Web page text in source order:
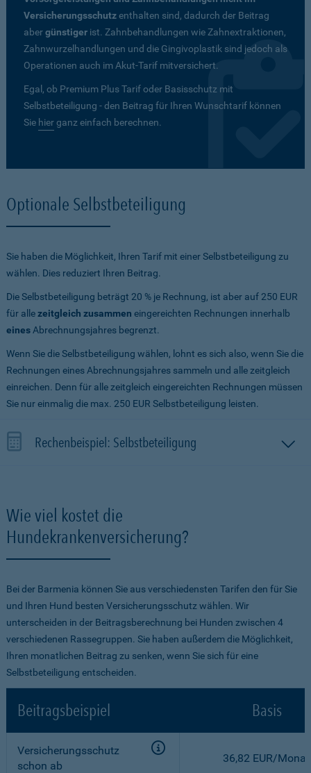
Versicherungsschutzenthalten sind, dadurch der Beitrag
abergünstiger ist. Zahnbehandlungen wie Zahnextraktionen,
Zahnwurzelhandlungen und die Gingivoplastik sind jedoch als
Operationen auch im Akut-Tarif mitversichert.
Egal, ob Premium Plus Tarif oder Basisschutz mit
Selbstbeteiligung - den Beitrag für Ihren Wunschtarif können
Sie hierganz einfach berechnen.
Optionale Selbstbeteiligung
Sie haben die Möglichkeit, Ihren Tarif mit einer Selbstbeteiligung zu
wählen. Dies reduziert Ihren Beitrag.
Die Selbstbeteiligung beträgt 20 % je Rechnung, ist aber auf 250 EUR
für allezeitgleich zusammen eingereichten Rechnungen innerhalb
eines Abrechnungsjahres begrenzt.
Wenn Sie die Selbstbeteiligung wählen, lohnt es sich also, wenn Sie die
Rechnungen eines Abrechnungsjahres sammeln und alle zeitgleich
einreichen. Denn für alle zeitgleich eingereichten Rechnungen müssen
Sie nur einmalig die max. 250 EUR Selbstbeteiligung leisten.
Rechenbeispiel: Selbstbeteiligung
Wie viel kostet die
Hundekrankenversicherung?
Bei der Barmenia können Sie aus verschiedensten Tarifen den für Sie
und Ihren Hund besten Versicherungsschutz wählen. Wir
unterscheiden in der Beitragsberechnung bei Hunden zwischen 4
verschiedenen Rassegruppen. Sie haben außerdem die Möglichkeit,
Ihren monatlichen Beitrag zu senken, wenn Sie sich für eine
Selbstbeteiligung entscheiden.
Beitragsbeispiel Basis
Versicherungsschutz
schon ab
36,82 EUR/Monat